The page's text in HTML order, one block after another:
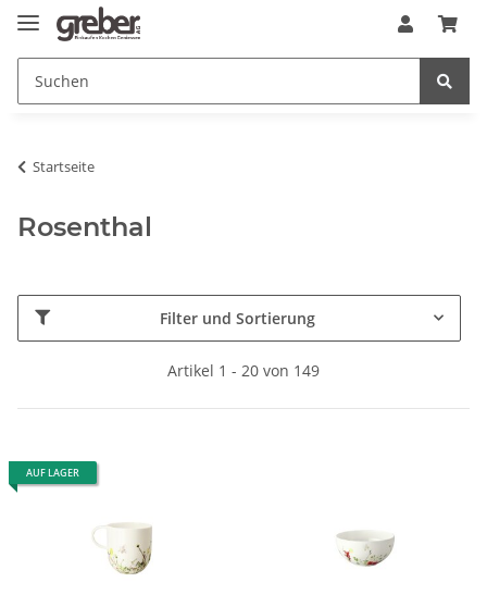
Startseite
Rosenthal
Filter und Sortierung
Artikel 1 - 20 von 149
AUF LAGER